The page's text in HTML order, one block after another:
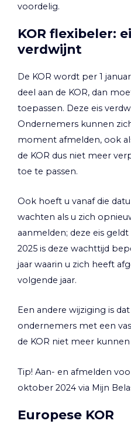
voordelig.
KOR flexibeler:
verdwijnt
De KOR wordt per 1
deel aan de KOR, dan
toepassen. Deze eis
Ondernemers kunnen
moment afmelden, ook
de KOR dus niet meer
toe te passen.
Ook hoeft u vanaf die
wachten als u zich
aanmelden; deze eis geldt
2025 is deze wachttijd
jaar waarin u zich heeft
volgende jaar.
Een andere wijziging is
ondernemers met een
de KOR niet meer
Tip! Aan- en afmelden
oktober 2024 via Mijn
Europese KOR